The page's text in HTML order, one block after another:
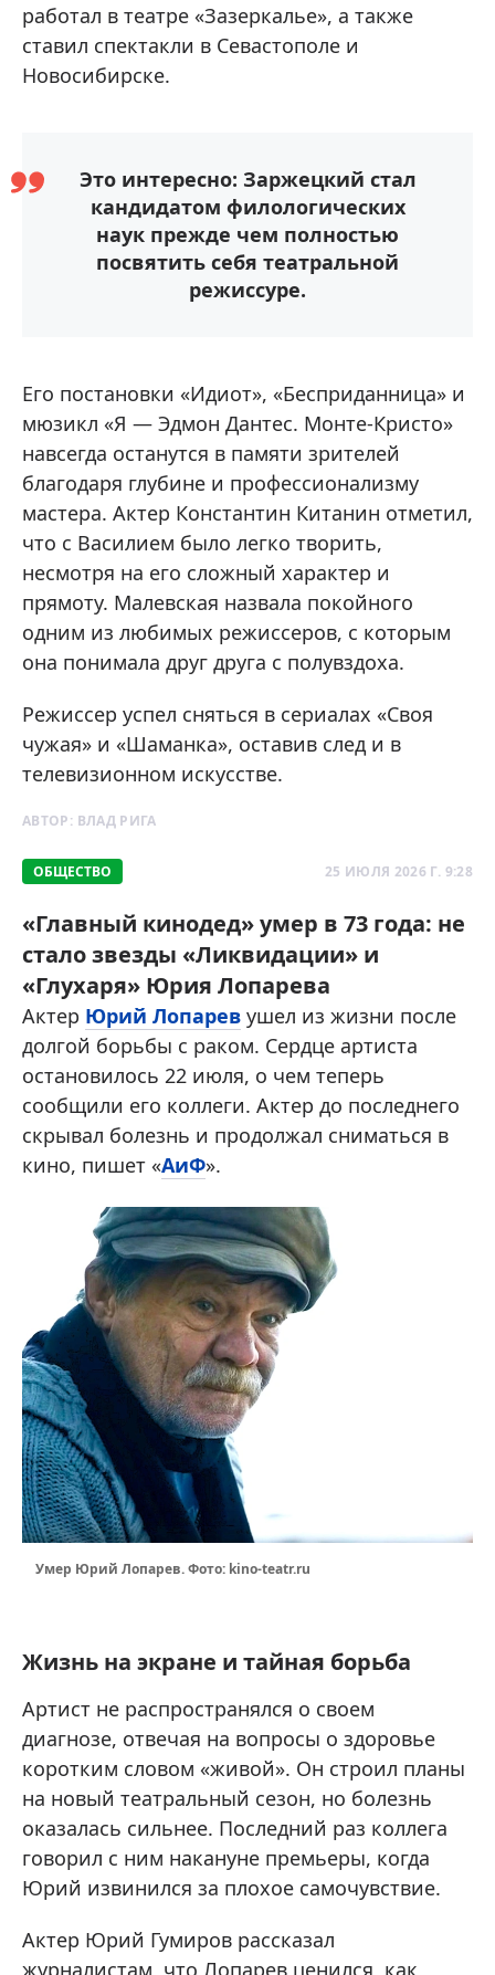
работал в театре «Зазеркалье», а также
ставил спектакли в Севастополе и
Новосибирске.
Это интересно: Заржецкий стал
кандидатом филологических
наук прежде чем полностью
посвятить себя театральной
режиссуре.
Его постановки «Идиот», «Бесприданница» и
мюзикл «Я — Эдмон Дантес. Монте-Кристо»
навсегда останутся в памяти зрителей
благодаря глубине и профессионализму
мастера. Актер Константин Китанин отметил,
что с Василием было легко творить,
несмотря на его сложный характер и
прямоту. Малевская назвала покойного
одним из любимых режиссеров, с которым
она понимала друг друга с полувздоха.
Режиссер успел сняться в сериалах «Своя
чужая» и «Шаманка», оставив след и в
телевизионном искусстве.
АВТОР: ВЛАД РИГА
ОБЩЕСТВО 25 ИЮЛЯ 2026 Г. 9:28
«Главный кинодед» умер в 73 года: не
стало звезды «Ликвидации» и
«Глухаря» Юрия Лопарева
Актер Юрий Лопарев ушел из жизни после
долгой борьбы с раком. Сердце артиста
остановилось 22 июля, о чем теперь
сообщили его коллеги. Актер до последнего
скрывал болезнь и продолжал сниматься в
кино, пишет «АиФ».
Умер Юрий Лопарев. Фото: kino-teatr.ru
Жизнь на экране и тайная борьба
Артист не распространялся о своем
диагнозе, отвечая на вопросы о здоровье
коротким словом «живой». Он строил планы
на новый театральный сезон, но болезнь
оказалась сильнее. Последний раз коллега
говорил с ним накануне премьеры, когда
Юрий извинился за плохое самочувствие.
Актер Юрий Гумиров рассказал
журналистам, что Лопарев ценился, как